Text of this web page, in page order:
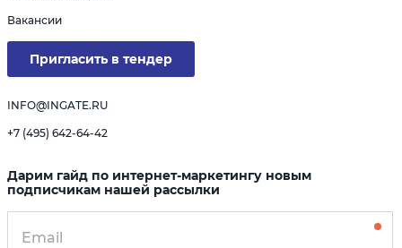
Вакансии
Пригласить в тендер
INFO@INGATE.RU
+7 (495) 642-64-42
Дарим гайд по интернет-маркетингу новым
подписчикам нашей рассылки